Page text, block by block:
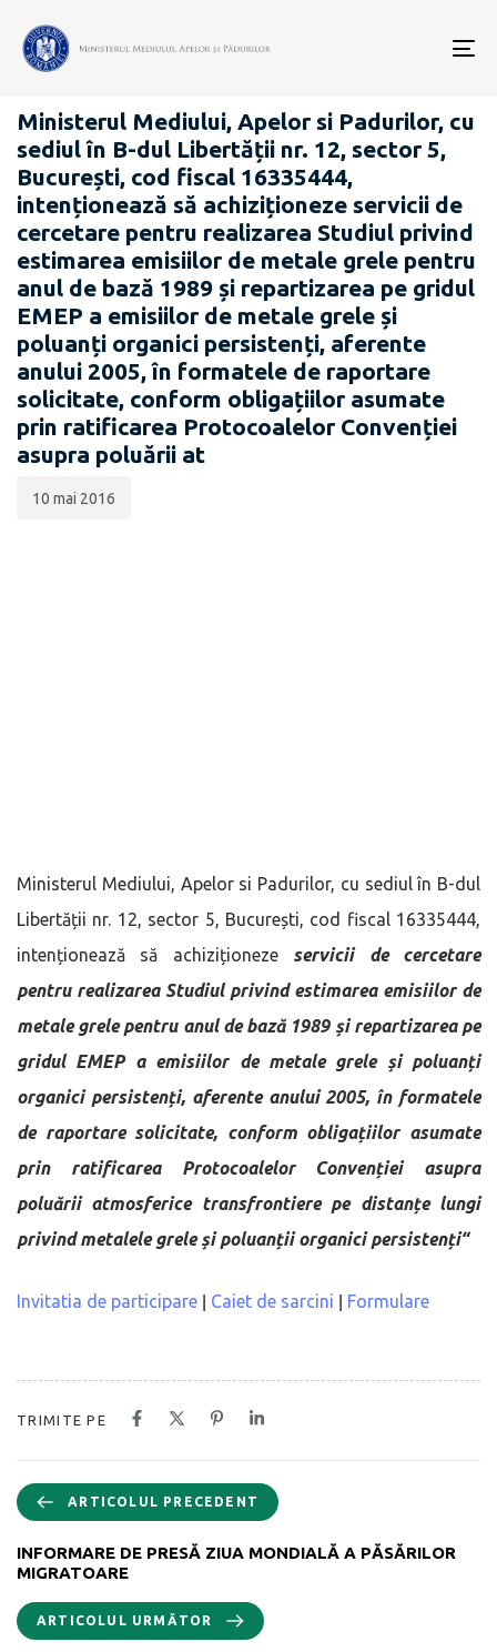
ANUNȚURI - ACHIZIȚII PUBLICE
Ministerul Mediului, Apelor si Padurilor, cu
sediul în B-dul Libertății nr. 12, sector 5,
București, cod fiscal 16335444,
intenționează să achiziționeze servicii de
cercetare pentru realizarea Studiul privind
estimarea emisiilor de metale grele pentru
anul de bază 1989 și repartizarea pe gridul
EMEP a emisiilor de metale grele și
poluanți organici persistenți, aferente
anului 2005, în formatele de raportare
solicitate, conform obligațiilor asumate
prin ratificarea Protocoalelor Convenției
asupra poluării at
publicării:
10 mai 2016
Ministerul Mediului, Apelor si Padurilor, cu sediul în B-dul
Libertății nr. 12, sector 5, București, cod fiscal 16335444,
intenționează să achiziționeze servicii de cercetare
pentru realizarea Studiul privind estimarea emisiilor de
metale grele pentru anul de bază 1989 și repartizarea pe
gridul EMEP a emisiilor de metale grele și poluanți
organici persistenți, aferente anului 2005, în formatele
de raportare solicitate, conform obligațiilor asumate
prin ratificarea Protocoalelor Convenției asupra
poluării atmosferice transfrontiere pe distanțe lungi
privind metalele grele și poluanții organici persistenți“
Invitatia de participare Caiet de sarcini Formulare
TRIMITE PE
ARTICOLUL PRECEDENT
INFORMARE DE PRESĂ ZIUA MONDIALĂ A PĂSĂRILOR
MIGRATOARE
ARTICOLUL URMĂTOR